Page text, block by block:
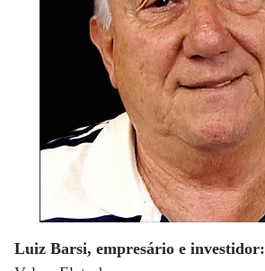
Luiz Barsi, empresário e investidor: